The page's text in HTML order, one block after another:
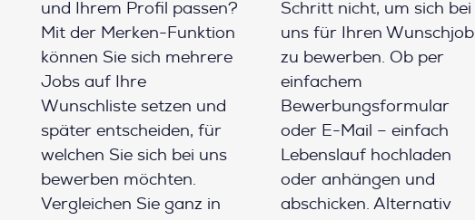
und Ihrem Profil passen?
Mit der Merken-Funktion
können Sie sich mehrere
Jobs auf Ihre
Wunschliste setzen und
später entscheiden, für
welchen Sie sich bei uns
bewerben möchten.
Vergleichen Sie ganz in
Schritt nicht, um sich bei
uns für Ihren Wunschjob
zu bewerben. Ob per
einfachem
Bewerbungsformular
oder E-Mail – einfach
Lebenslauf hochladen
oder anhängen und
abschicken. Alternativ